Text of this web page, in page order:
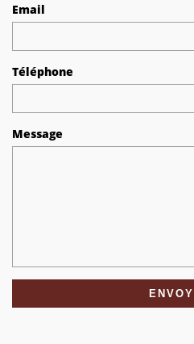
Email
Téléphone
Message